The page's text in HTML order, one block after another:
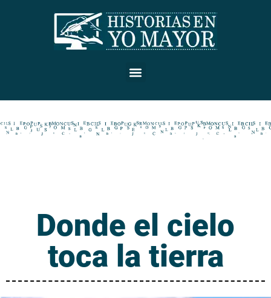
Donde el cielo
toca la tierra